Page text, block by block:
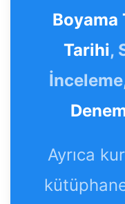
Boyama
Tarihi,
Ayrıca